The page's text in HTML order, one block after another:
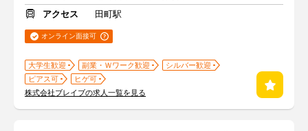
アクセス
田町駅
オンライン面接可
大学生歓迎 副業・Ｗワーク歓迎
シルバー歓迎
ピアス可
ヒゲ可
株式会社ブレイブの求人一覧を見る